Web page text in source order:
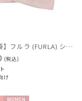
【UV手袋】フルラ (FURLA) ショート ＵＶ手袋 ロゴ刺繍 指切り
(税込)
け